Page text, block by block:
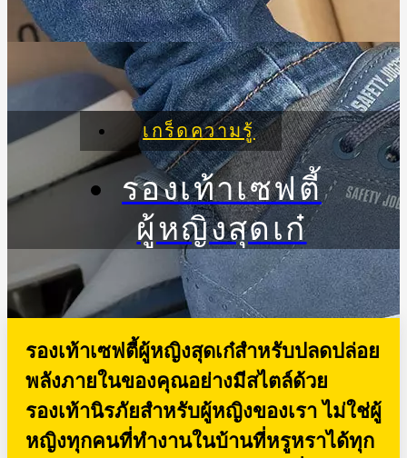
เกร็ดความรู้
รองเท้าเซฟตี้
ผู้หญิงสุดเก๋
รองเท้าเซฟตี้ผู้หญิงสุดเก๋สำหรับปลดปล่อย
พลังภายในของคุณอย่างมีสไตล์ด้วย
รองเท้านิรภัยสำหรับผู้หญิงของเรา ไม่ใช่ผู้
หญิงทุกคนที่ทำงานในบ้านที่หรูหราได้ทุก